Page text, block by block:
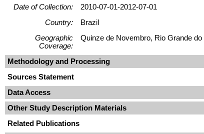
Date of Collection:
2010-07-01-2012-07-01
Country:
Brazil
Geographic
Coverage:
Quinze de Novembro, Rio Grande do
Methodology and Processing
Sources Statement
Data Access
Other Study Description Materials
Related Publications